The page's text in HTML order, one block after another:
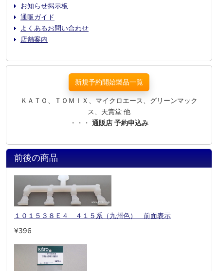
お知らせ掲示板
通販ガイド
よくあるお問い合わせ
店舗案内
新規予約開始製品一覧
ＫＡＴＯ、ＴＯＭＩＸ、マイクロエース、グリーンマック
ス、天賞堂 他
・・・ 通販店 予約申込み
前後の商品
１０１５３８Ｅ４ ４１５系（九州色） 前面表示
¥396